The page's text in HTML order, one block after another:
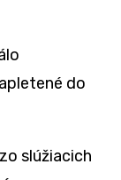
do
slúžiacich